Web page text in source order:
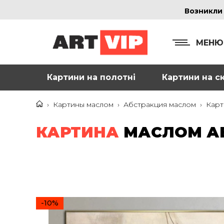
МЕНЮ
Картини на полотні Картини на
› Картины маслом › Абстракция маслом ›
КАРТИНА МАСЛОМ
-10%
м.